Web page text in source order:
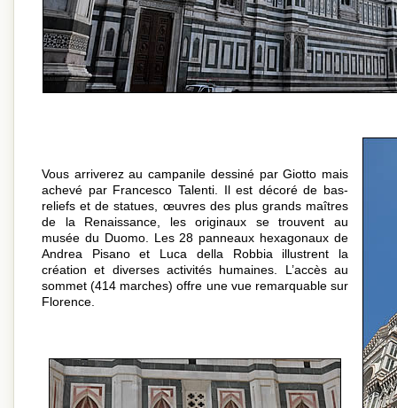
Vous arriverez au campanile dessiné par Giotto mais
achevé par Francesco Talenti. Il est décoré de bas-
reliefs et de statues, œuvres des plus grands maîtres
de la Renaissance, les originaux se trouvent au
musée du Duomo. Les 28 panneaux hexagonaux de
Andrea Pisano et Luca della Robbia illustrent la
création et diverses activités humaines. L’accès au
sommet (414 marches) offre une vue remarquable sur
Florence.